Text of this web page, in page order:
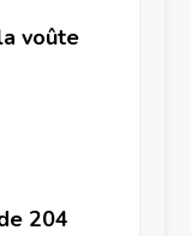
voûte
204